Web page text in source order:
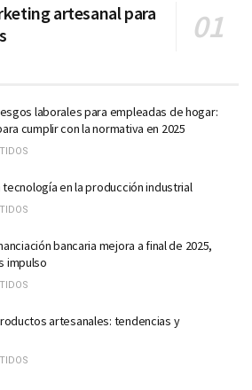
artesanal para
laborales para empleadas de hogar:
cumplir con la normativa en 2025
tecnología en la producción industrial
bancaria mejora a final de 2025,
impulso
artesanales: tendencias y